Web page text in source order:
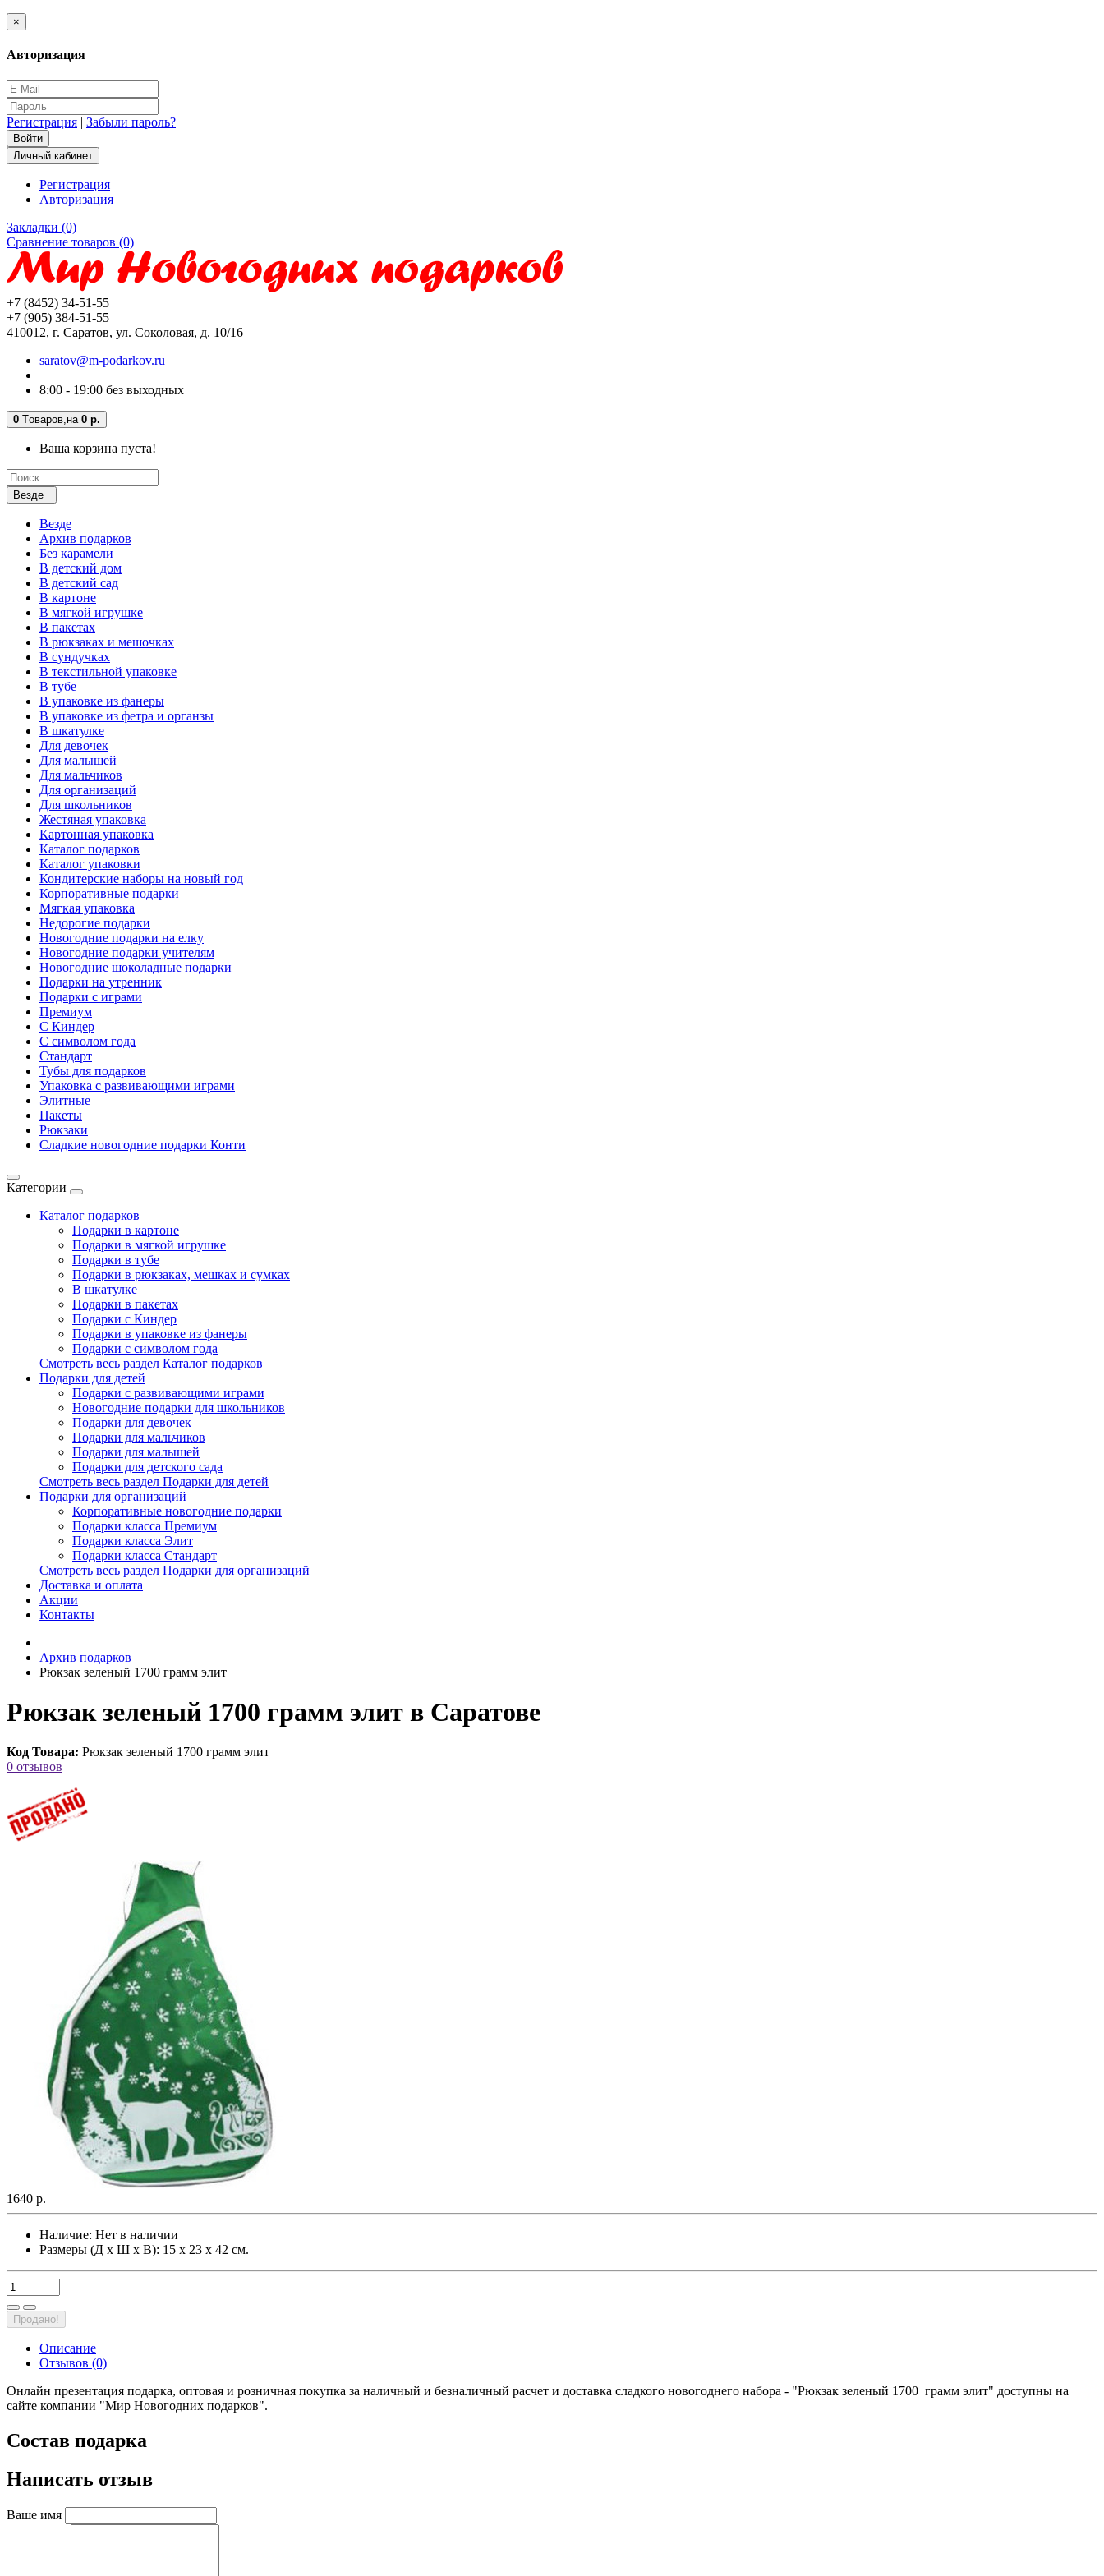
×
Авторизация
Регистрация | Забыли пароль?
Личный кабинет
Регистрация
Авторизация
Закладки (0)
Сравнение товаров (0)
+7 (8452) 34-51-55
+7 (905) 384-51-55
410012, г. Саратов, ул. Соколовая, д. 10/16
saratov@m-podarkov.ru
8:00 - 19:00 без выходных
0 Tоваров, на 0 р.
Ваша корзина пуста!
Везде
Везде
Архив подарков
Без карамели
В детский дом
В детский сад
В картоне
В мягкой игрушке
В пакетах
В рюкзаках и мешочках
В сундучках
В текстильной упаковке
В тубе
В упаковке из фанеры
В упаковке из фетра и органзы
В шкатулке
Для девочек
Для малышей
Для мальчиков
Для организаций
Для школьников
Жестяная упаковка
Картонная упаковка
Каталог подарков
Каталог упаковки
Кондитерские наборы на новый год
Корпоративные подарки
Мягкая упаковка
Недорогие подарки
Новогодние подарки на елку
Новогодние подарки учителям
Новогодние шоколадные подарки
Подарки на утренник
Подарки с играми
Премиум
С Киндер
С символом года
Стандарт
Тубы для подарков
Упаковка с развивающими играми
Элитные
Пакеты
Рюкзаки
Сладкие новогодние подарки Конти
Категории
Каталог подарков
Подарки в картоне
Подарки в мягкой игрушке
Подарки в тубе
Подарки в рюкзаках, мешках и сумках
В шкатулке
Подарки в пакетах
Подарки с Киндер
Подарки в упаковке из фанеры
Подарки с символом года
Смотреть весь раздел Каталог подарков
Подарки для детей
Подарки с развивающими играми
Новогодние подарки для школьников
Подарки для девочек
Подарки для мальчиков
Подарки для малышей
Подарки для детского сада
Смотреть весь раздел Подарки для детей
Подарки для организаций
Корпоративные новогодние подарки
Подарки класса Премиум
Подарки класса Элит
Подарки класса Стандарт
Смотреть весь раздел Подарки для организаций
Доставка и оплата
Акции
Контакты
Архив подарков
Рюкзак зеленый 1700 грамм элит
Рюкзак зеленый 1700 грамм элит в Саратове
Код Товара: Рюкзак зеленый 1700 грамм элит
0 отзывов
1640 р.
Наличие: Нет в наличии
Размеры (Д х Ш х В): 15 х 23 х 42 см.
Продано!
Описание
Отзывов (0)
Онлайн презентация подарка, оптовая и розничная покупка за наличный и безналичный расчет и доставка сладкого новогоднего набора - "Рюкзак зеленый 1700 грамм элит" доступны на
сайте компании "Мир Новогодних подарков".
Состав подарка
Написать отзыв
Ваше имя